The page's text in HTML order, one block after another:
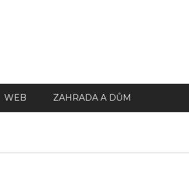
WEB ZAHRADA A DŮM